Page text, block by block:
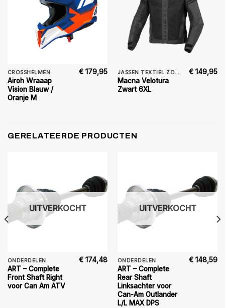
CROSSHELMEN
Airoh Wraaap
Vision Blauw /
Oranje M
€ 179,95 JASSEN TEXTIEL ZOMER
Macna Velotura
Zwart 6XL
€ 149,95
GERELATEERDE PRODUCTEN
UITVERKOCHT
ONDERDELEN
ART – Complete
Front Shaft Right
voor Can Am ATV
€ 174,48
UITVERKOCHT
ONDERDELEN
ART – Complete
Rear Shaft
Linksachter voor
Can-Am Outlander
L/L MAX DPS
€ 148,59